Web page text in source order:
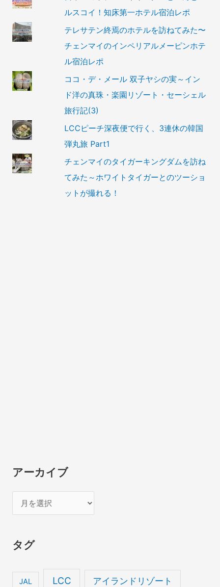
ルスコイ！知床第一ホテル宿泊レポ
テレサテン終焉のホテルを訪ねてみた〜
チェンマイのインペリアルメーピンホテ
ル宿泊レポ
ココ・デ・メール 双子ヤシの実～イン
ド洋の真珠・楽園リゾート・セーシェル
旅行記(3)
LCCピーチ深夜便で行く、3連休の韓国
弾丸旅 Part1
チェンマイのタイガーキングダムを訪ね
てみた～ホワイトタイガーとのツーショ
ットが撮れる！
アーカイブ
ー
イ
タグ
JAL LCC アイランドリゾート